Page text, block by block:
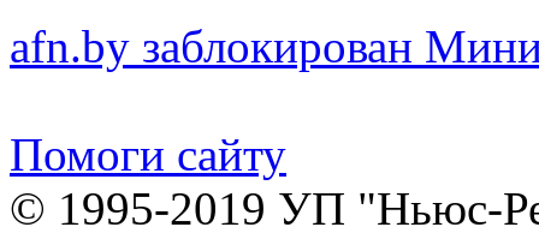
afn.by заблокирован
Помоги сайту
© 1995-2019 УП "Ньюс-